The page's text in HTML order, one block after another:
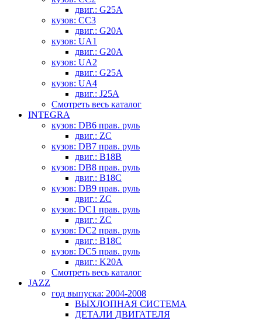
двиг.: G25A
кузов: CC3
двиг.: G20A
кузов: UA1
двиг.: G20A
кузов: UA2
двиг.: G25A
кузов: UA4
двиг.: J25A
Смотреть весь каталог
INTEGRA
кузов: DB6 прав. руль
двиг.: ZC
кузов: DB7 прав. руль
двиг.: B18B
кузов: DB8 прав. руль
двиг.: B18C
кузов: DB9 прав. руль
двиг.: ZC
кузов: DC1 прав. руль
двиг.: ZC
кузов: DC2 прав. руль
двиг.: B18C
кузов: DC5 прав. руль
двиг.: K20A
Смотреть весь каталог
JAZZ
год выпуска: 2004-2008
ВЫХЛОПНАЯ СИСТЕМА
ДЕТАЛИ ДВИГАТЕЛЯ